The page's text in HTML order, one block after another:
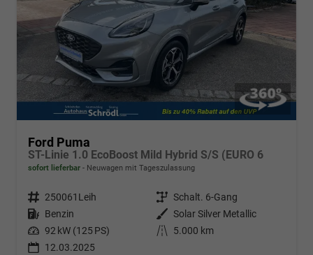
Ford Puma
ST-Linie 1.0 EcoBoost Mild Hybrid S/S (EURO 6
sofort lieferbar Neuwagen mit Tageszulassung
Fahrzeugnr. 250061Leih Getriebe Schalt. 6-Gang
Kraftstoff Benzin Außenfarbe Solar Silver Metallic
Leistung 92 kW (125 PS) Kilometerstand
5.000 km
12.03.2025